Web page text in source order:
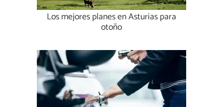
Los mejores planes en Asturias para
otoño